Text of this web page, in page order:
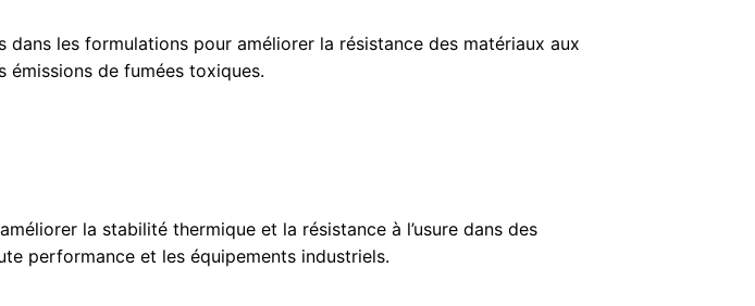
les formulations pour améliorer la résistance des matériaux aux
émissions de fumées toxiques.
la stabilité thermique et la résistance à l’usure dans des
performance et les équipements industriels.